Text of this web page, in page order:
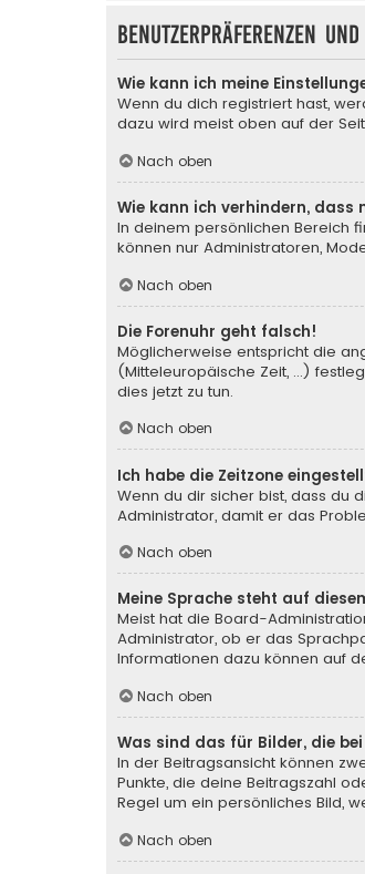
Benutzerpräferenzen
Wie kann ich meine
Wenn du dich registriert hast,
dazu wird meist oben auf der
Nach oben
Wie kann ich verhindern,
In deinem persönlichen Bereich
können nur Administratoren,
Nach oben
Die Forenuhr geht falsch!
Möglicherweise entspricht die
(Mitteleuropäische Zeit, ...)
dies jetzt zu tun.
Nach oben
Ich habe die Zeitzone
Wenn du dir sicher bist, dass du
Administrator, damit er das
Nach oben
Meine Sprache steht auf
Meist hat die Board-
Administrator, ob er das
Informationen dazu können auf
Nach oben
Was sind das für Bilder, die
In der Beitragsansicht können
Punkte, die deine Beitragszahl
Regel um ein persönliches Bild,
Nach oben